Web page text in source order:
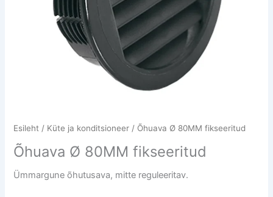
Esileht / Küte ja konditsioneer / Õhuava Ø 80MM fikseeritud
Õhuava Ø 80MM fikseeritud
Ümmargune õhutusava, mitte reguleeritav.